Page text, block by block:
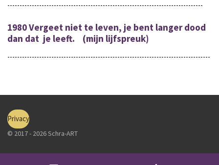
--------------------------------------------------------------------------------
1980 Vergeet niet te leven, je bent langer dood
dan dat je leeft. (mijn lijfspreuk)
-----------------------------------------------------------------------------------
Privacy
© 2017 - 2026 Schra-ART